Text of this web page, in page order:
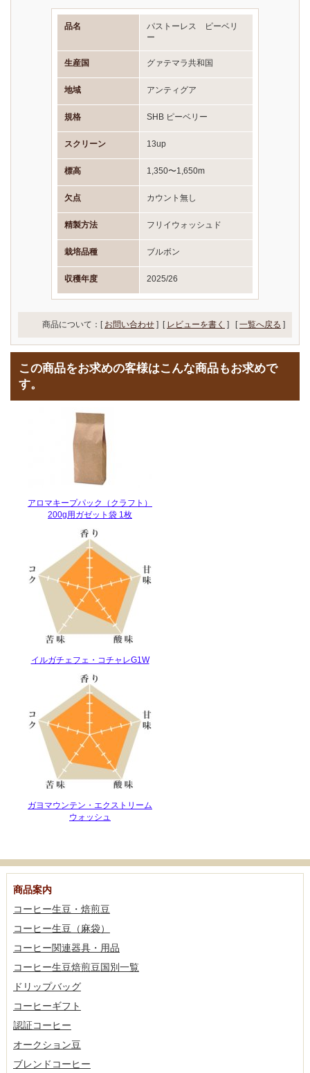
品名
パストーレス ピーベリ
ー
生産国 グァテマラ共和国
地域 アンティグア
規格 SHB ピーベリー
スクリーン 13up
標高 1,350〜1,650m
欠点 カウント無し
精製方法 フリイウォッシュド
栽培品種 ブルボン
収穫年度 2025/26
商品について：[ お問い合わせ ] [ レビューを書く ] [一覧へ戻る ]
この商品をお求めの客様はこんな商品もお求めで
す。
アロマキープパック（クラフト）
200g用ガゼット袋 1枚
イルガチェフェ・コチャレG1W
ガヨマウンテン・エクストリーム
ウォッシュ
商品案内
コーヒー生豆・焙煎豆
コーヒー生豆（麻袋）
コーヒー関連器具・用品
コーヒー生豆焙煎豆国別一覧
ドリップバッグ
コーヒーギフト
認証コーヒー
オークション豆
ブレンドコーヒー